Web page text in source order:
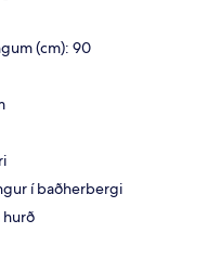
(cm): 90
í baðherbergi